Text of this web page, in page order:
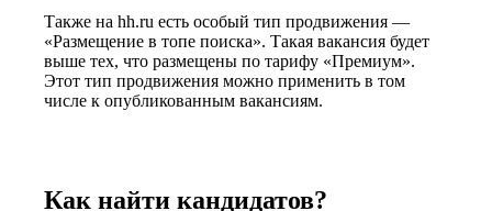
Также на hh.ru есть особый тип продвижения —
«Размещение в топе поиска». Такая вакансия будет
выше тех, что размещены по тарифу «Премиум».
Этот тип продвижения можно применить в том
числе к опубликованным вакансиям.
Как найти кандидатов?